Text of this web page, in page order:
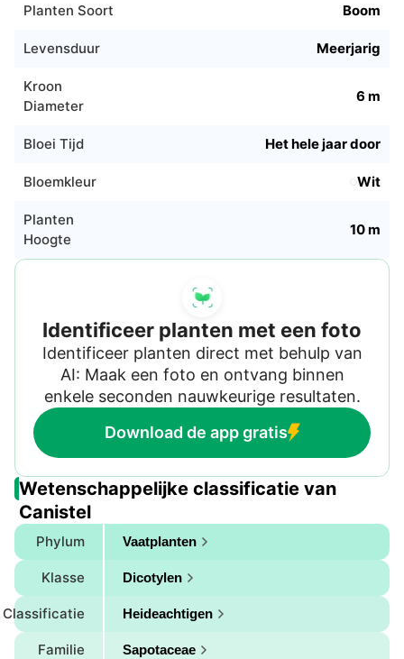
Planten Soort Boom
Levensduur Meerjarig
Kroon
Diameter
6 m
Bloei Tijd Het hele jaar door
Bloemkleur Wit
Planten
Hoogte
10 m
Identificeer planten met een foto
Identificeer planten direct met behulp van
AI: Maak een foto en ontvang binnen
enkele seconden nauwkeurige resultaten.
Download de app gratis
Wetenschappelijke classificatie van
Canistel
Phylum Vaatplanten
Klasse Dicotylen
Classificatie Heideachtigen
Familie Sapotaceae